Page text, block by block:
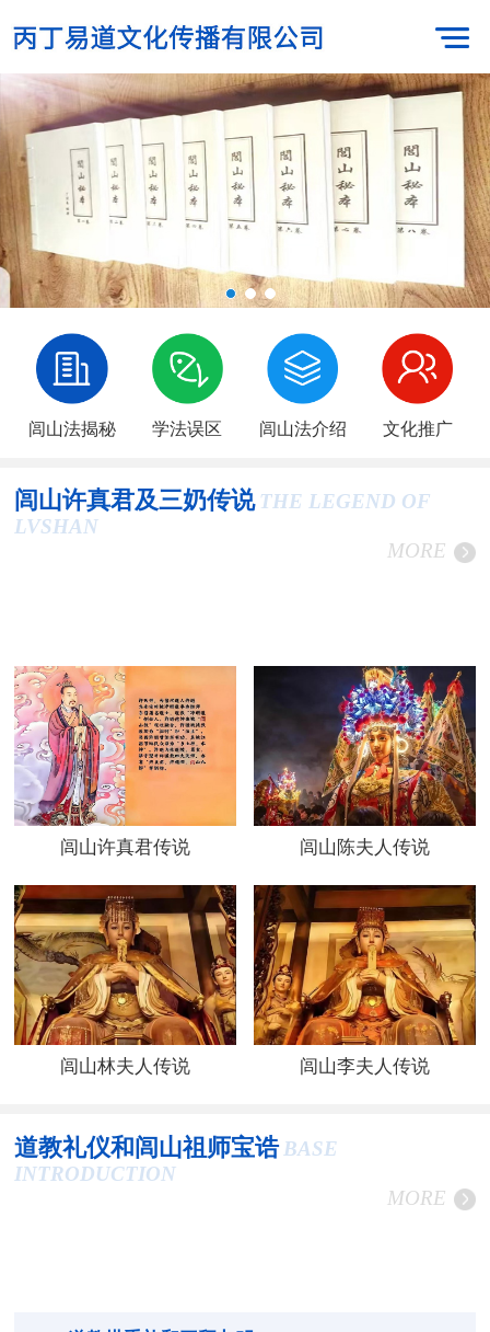
闾山法揭秘 学法误区 闾山法介绍 文化推广
闾山许真君及三奶传说 THE LEGEND OF
LVSHAN
MORE
闾山许真君传说 闾山陈夫人传说
闾山林夫人传说 闾山李夫人传说
道教礼仪和闾山祖师宝诰 BASE
INTRODUCTION
MORE